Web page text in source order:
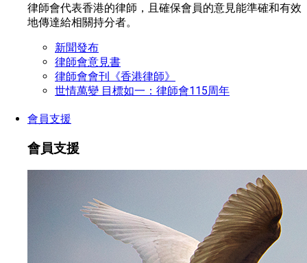
律師會代表香港的律師，且確保會員的意見能準確和有效
地傳達給相關持分者。
新聞發布
律師會意見書
律師會會刊《香港律師》
世情萬變 目標如一：律師會115周年
會員支援
會員支援